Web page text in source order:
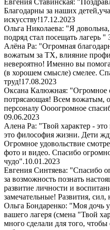
Евгения Ставинская:
Благодарны за наших
искусству!17.12.2023
Ольга Николаева: "Я
подряд стал посещать лагерь
Алёна Ра: "Огромная
вожатым за ТХ, влияние
невероятно! Именно вы
(в хорошем смысле) смелее.
труд!17.08.2023
Оксана Калюжная: "Огромное
потрясающая! Всем вожатым,
персоналу Оооогромное
09.06.2023
Алена Ра: "Твой характер -
это философия жизни. Дети
Огромное удовольствие
фото и видео. Спасибо
чудо".10.01.2023
Евгения Синтяева: "Спасибо
за возможность познать
развитие личности и
замечательные! Развития,
Ольга Бондаренко: "Моя дочь
вашего лагеря (смена "Твой
много сделали для того,